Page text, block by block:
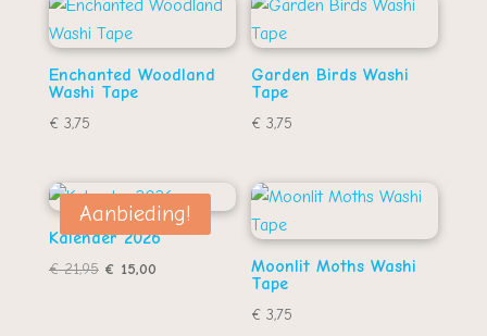
Enchanted Woodland
Washi Tape
€3,75
Garden Birds Washi
Tape
€ 3,75
Aanbieding!
Kalender 2026
€21,95 Oorspronkelijke
€ 15,00Huidige
Moonlit Moths Washi
Tape
€ 3,75